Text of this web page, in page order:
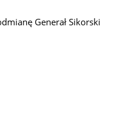
Generał Sikorski